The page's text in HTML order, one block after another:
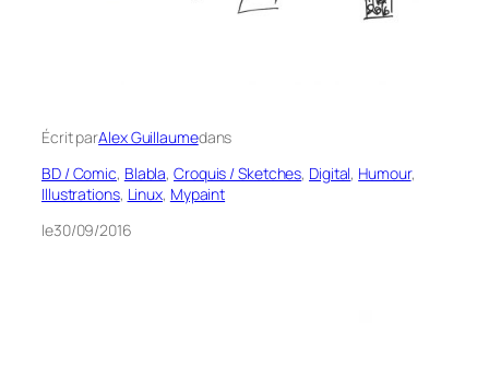
Écrit parAlex Guillaumedans
BD / Comic, Blabla, Croquis / Sketches, Digital, Humour
Illustrations, Linux, Mypaint
le30/09/2016